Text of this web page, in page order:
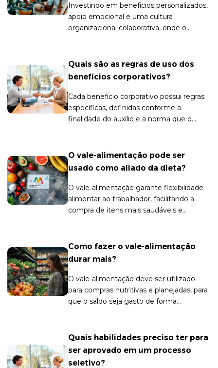
Investindo em benefícios personalizados,
apoio emocional e uma cultura
organizacional colaborativa, onde o
Quais são as regras de uso dos
benefícios corporativos?
Cada benefício corporativo possui regras
específicas, definidas conforme a
finalidade do auxílio e a norma que o
O vale-alimentação pode ser
usado como aliado da dieta?
O vale-alimentação garante flexibilidade
alimentar ao trabalhador, facilitando a
compra de itens mais saudáveis e
Como fazer o vale-alimentação
durar mais?
O vale-alimentação deve ser utilizado
para compras nutritivas e planejadas, para
que o saldo seja gasto de forma
Quais habilidades preciso ter para
ser aprovado em um processo
seletivo?